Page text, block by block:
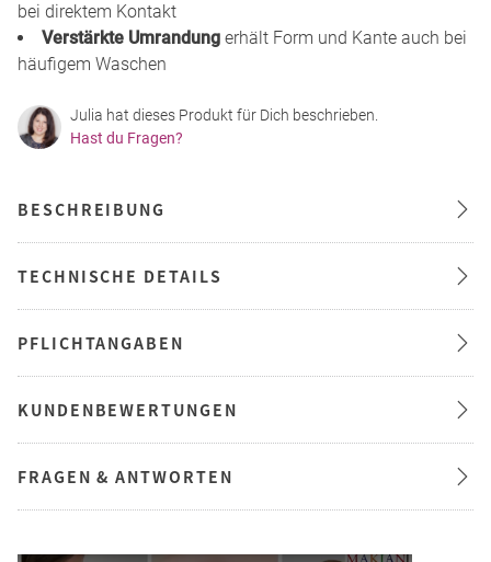
bei direktem Kontakt
Verstärkte Umrandung erhält Form und Kante auch bei
häufigem Waschen
Julia hat dieses Produkt für Dich beschrieben.
Hast du Fragen?
BESCHREIBUNG
TECHNISCHE DETAILS
PFLICHTANGABEN
KUNDENBEWERTUNGEN
FRAGEN & ANTWORTEN